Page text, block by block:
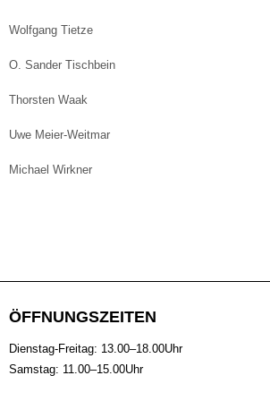
Wolfgang Tietze
O. Sander Tischbein
Thorsten Waak
Uwe Meier-Weitmar
Michael Wirkner
ÖFFNUNGSZEITEN
Dienstag-Freitag: 13.00–18.00Uhr
Samstag: 11.00–15.00Uhr